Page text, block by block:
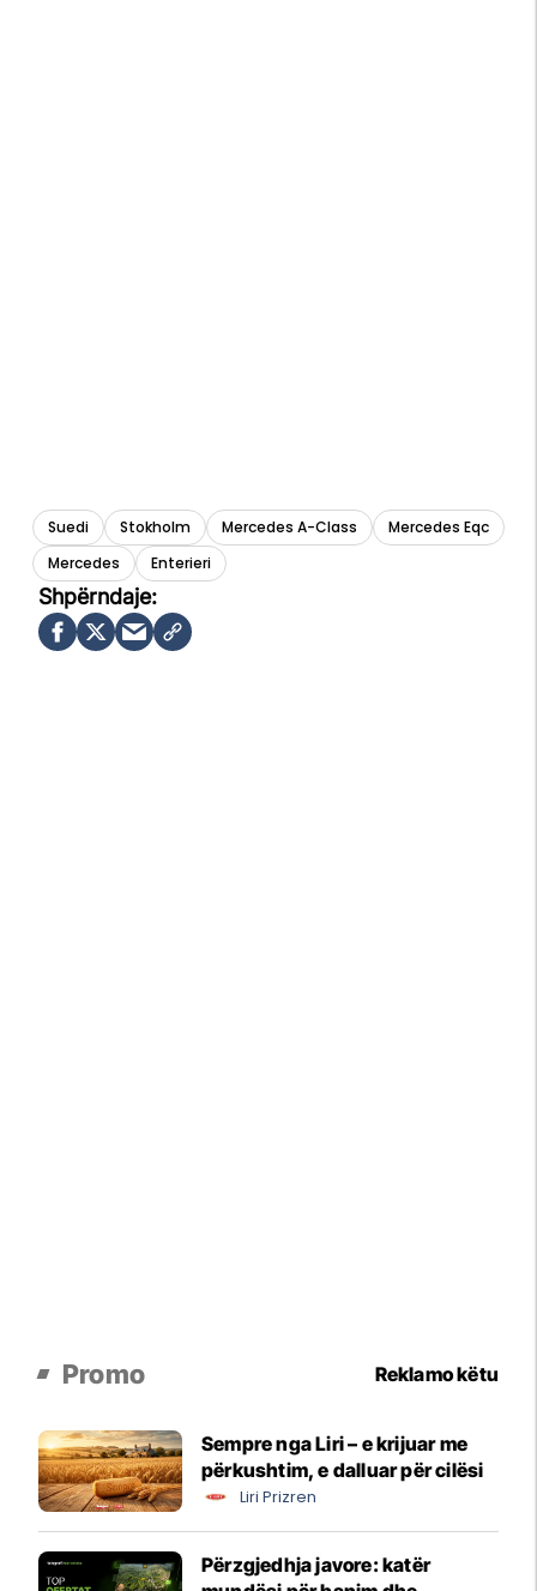
Suedi Stokholm Mercedes A-Class
Mercedes Eqc
Mercedes
Enterieri
Promo Reklamo këtu
Sempre nga Liri – e krijuar me
përkushtim, e dalluar për cilësi
Liri Prizren
Përzgjedhja javore: katër